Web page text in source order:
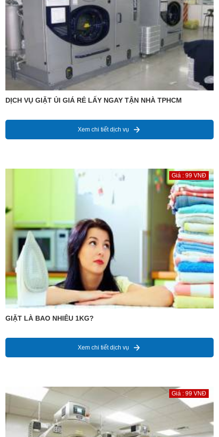
DỊCH VỤ GIẶT ỦI GIÁ RẺ LẤY NGAY TẬN NHÀ TPHCM
Xem chi tiết dịch vụ
Giá : 99 VNĐ
GIẶT LÀ BAO NHIÊU 1KG?
Xem chi tiết dịch vụ
Giá : 99 VNĐ